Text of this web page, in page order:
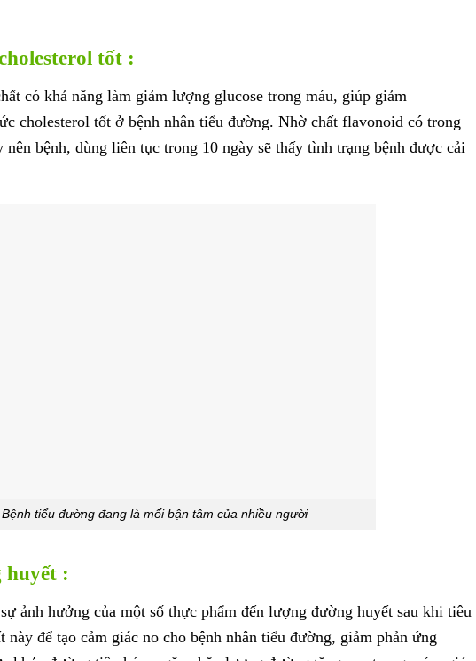
tốt :
có khả năng làm giảm lượng glucose trong máu, giúp giảm
cholesterol tốt ở bệnh nhân tiểu đường. Nhờ chất flavonoid có trong
nên bệnh, dùng liên tục trong 10 ngày sẽ thấy tình trạng bệnh được cải
Bệnh tiểu đường đang là mối bận tâm của nhiều người
huyết :
ảnh hưởng của một số thực phẩm đến lượng đường huyết sau khi tiêu
này để tạo cảm giác no cho bệnh nhân tiểu đường, giảm phản ứng